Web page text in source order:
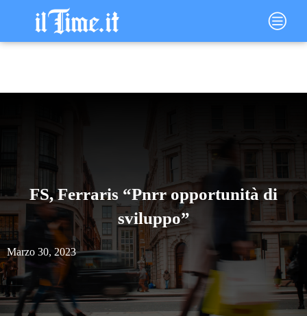
contenuto
Main
Menu
FS, Ferraris “Pnrr opportunità di
sviluppo”
Marzo 30, 2023